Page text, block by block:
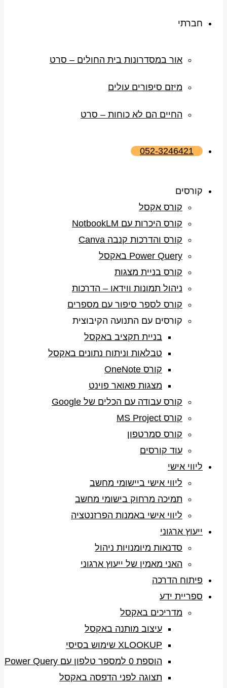
חברתי
אור במסדרונות בית החולים – סרט
מיזם סיפורים עולים
החיים הם לא כוחות – סרט
052-3246421
קורסים
קורס אקסל
קורס היכרות עם NotbookLM
קורס והדרכות קנבה Canva
Power Query באקסל
קורס בניית מצגות
ניהול תמונות ווידאו – הדרכות
קורס לספר סיפור עם מספרים
קורסים עם התנועה הקיבוצית
בניית תקציב באקסל
טבלאות וניתוח נתונים באקסל
קורס OneNote
מצגות פאואר פוינט
קורס עבודה עם הכלים של Google
קורס MS Project
קורס סמרטפון
עוד קורסים
ליווי אישי
ליווי אישי ביישומי מחשב
תמיכה מרחוק בישומי מחשב
ליווי אישי באמנות הפרזנטציה
ייעוץ ארגוני
סדנאות מיומנויות ניהול
האני מאמין של ייעוץ ארגוני
פיתוח הדרכה
ספריית ידע
מדריכים באקסל
עיצוב מותנה באקסל
XLOOKUP שימוש בסיסי
הוספת 0 למספר טלפון עם Power Query
תצוגה לפני הדפסה באקסל